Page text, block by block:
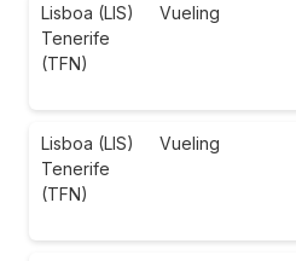
Lisboa (LIS)
Tenerife
(TFN)
Vueling
Lisboa (LIS)
Tenerife
(TFN)
Vueling